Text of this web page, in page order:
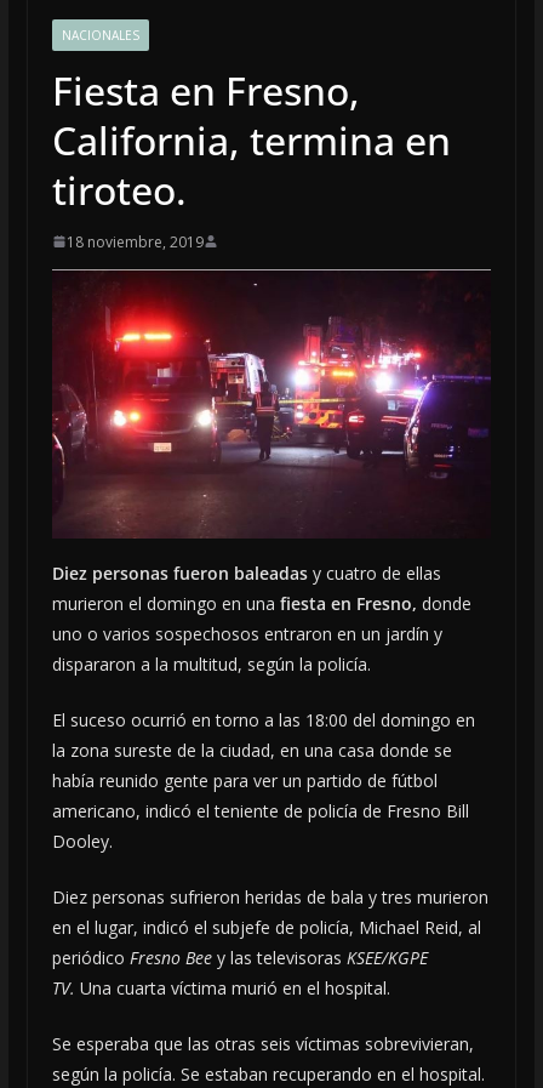
NACIONALES
Fiesta en Fresno,
California, termina en
tiroteo.
18 noviembre, 2019
Diez personas fueron baleadasy cuatro de ellas
murieron el domingo en una fiesta en Fresno, donde
uno o varios sospechosos entraron en un jardín y
dispararon a la multitud, según la policía.
El suceso ocurrió en torno a las 18:00 del domingo en
la zona sureste de la ciudad, en una casa donde se
había reunido gente para ver un partido de fútbol
americano, indicó el teniente de policía de Fresno Bill
Dooley.
Diez personas sufrieron heridas de bala y tres murieron
en el lugar, indicó el subjefe de policía, Michael Reid, al
periódico Fresno Beey las televisoras KSEE/KGPE
TV. Una cuarta víctima murió en el hospital.
Se esperaba que las otras seis víctimas sobrevivieran,
según la policía. Se estaban recuperando en el hospital.